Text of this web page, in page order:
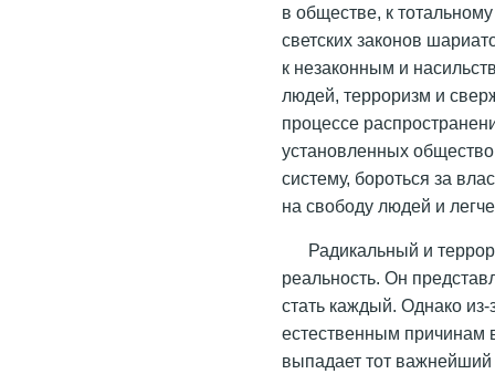
в обществе, к
светских законов
к незаконным и
людей, терроризм и
процессе
установленных
систему, бороться за
на свободу людей и
Радикальный и
реальность. Он
стать каждый. Однако
естественным причинам
выпадает тот